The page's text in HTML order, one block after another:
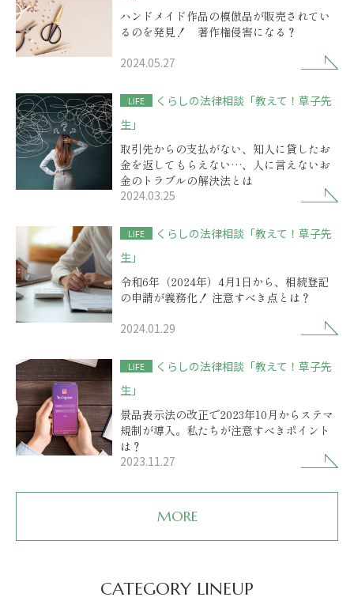
ハンドメイド作品の模倣品が販売されてい
るのを発見！ 著作権侵害になる？
2024.05.27
LIFE
くらしの法律相談「教えて！草子先
生」
取引先からの支払がない、知人に貸したお
金を返してもらえない…、人に言えないお
金のトラブルの解決法とは
2024.03.25
LIFE
くらしの法律相談「教えて！草子先
生」
令和6年（2024年）4月1日から、相続登記
の申請が義務化！ 注意すべき点とは？
2024.01.29
LIFE
くらしの法律相談「教えて！草子先
生」
景品表示法の改正で2023年10月からステマ
規制が導入。私たちが注意すべきポイント
は？
2023.11.27
MORE
CATEGORY LINEUP